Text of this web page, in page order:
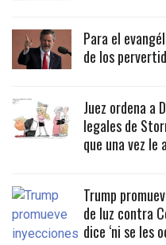
Para el
de los
Juez ordena a
legales de
que una vez
Trump
de luz contra
dice ‘ni se les